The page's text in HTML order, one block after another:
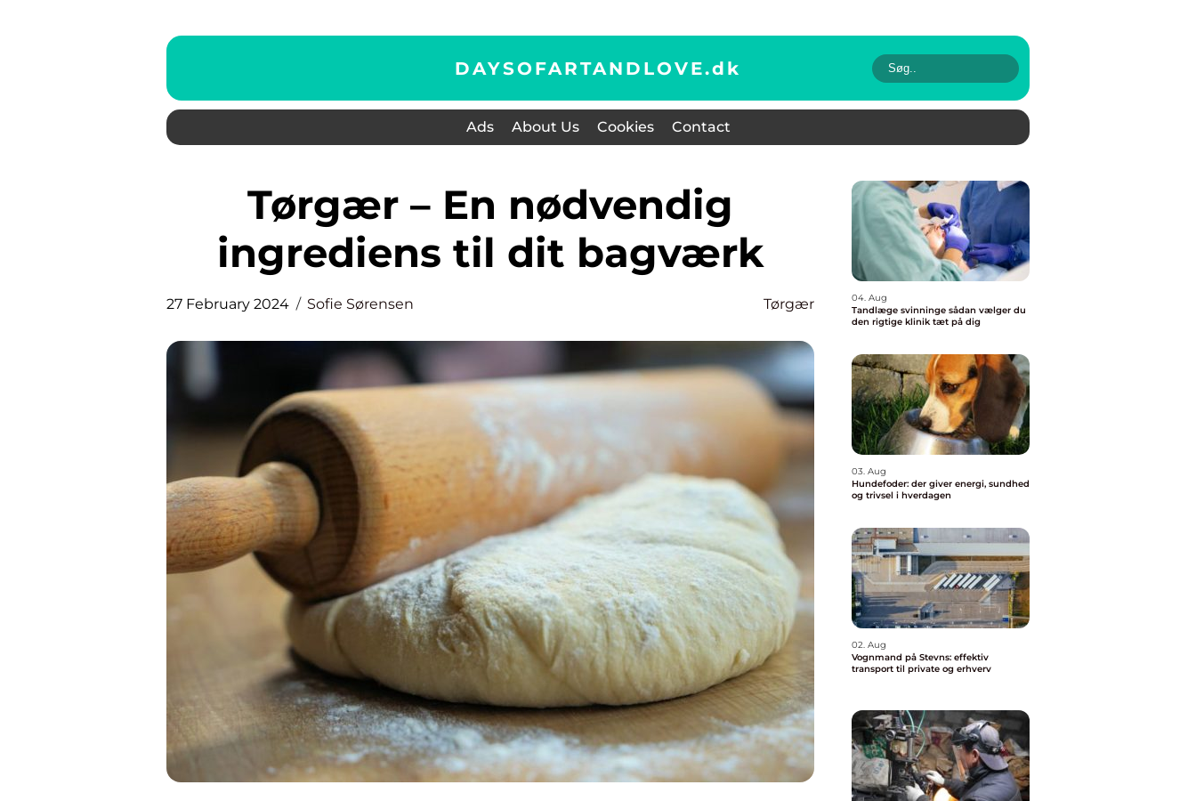
DAYSOFARTANDLOVE.dk
Ads About Us Cookies Contact
Tørgær – En nødvendig
ingrediens til dit bagværk
27 February 2024 Sofie Sørensen Tørgær
04. Aug
Tandlæge svinninge sådan vælger du
den rigtige klinik tæt på dig
03. Aug
Hundefoder: der giver energi, sundhed
og trivsel i hverdagen
02. Aug
Vognmand på Stevns: effektiv
transport til private og erhverv